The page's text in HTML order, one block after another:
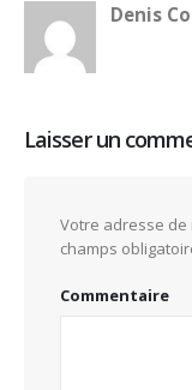
Denis
Laisser un
Votre adresse
champs
Commentaire